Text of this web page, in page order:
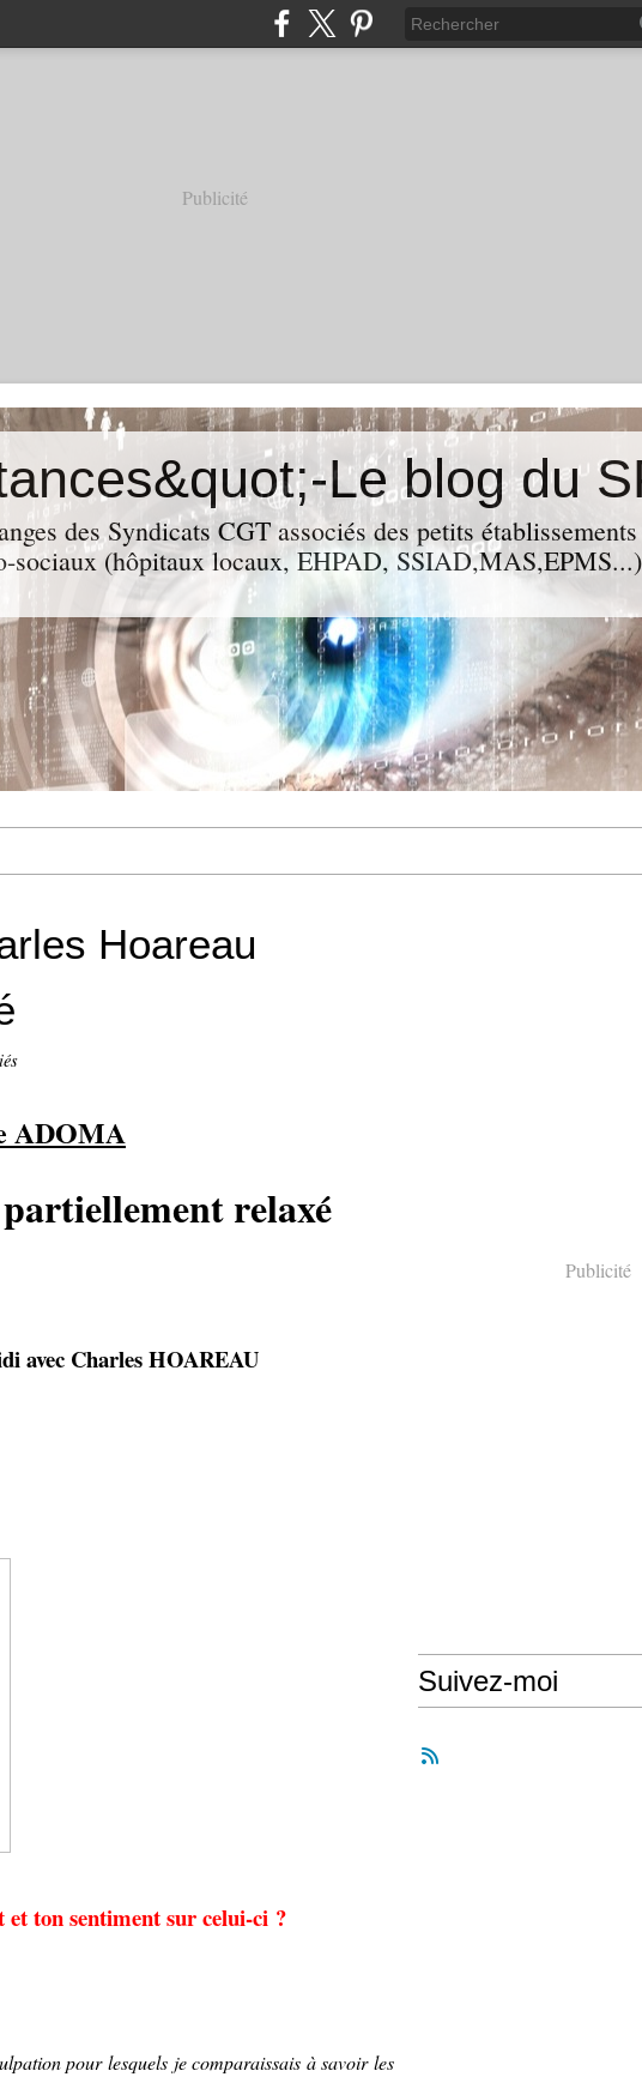
Publicité
des Syndicats CGT associés des petits établissements
sociaux (hôpitaux locaux, EHPAD,
Hoareau
ADOMA
relaxé
avec Charles HOAREAU
ton sentiment sur celui-ci ?
pour lesquels je comparaissais à savoir les
Publicité
Suivez-moi